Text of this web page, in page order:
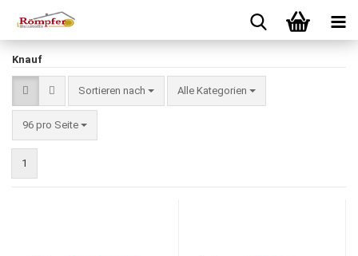
Knauf
Sortieren nach
Sortieren nach Alle Kategorien
96 pro Seite
pro Seite
1